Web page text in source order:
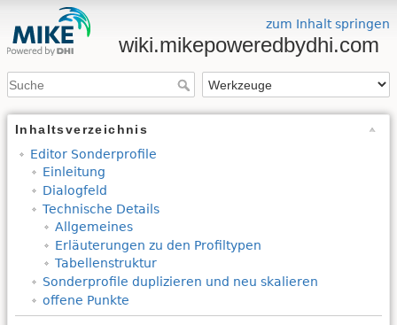
zum Inhalt springen
wiki.mikepoweredbydhi.com
Inhaltsverzeichnis
Editor Sonderprofile
Einleitung
Dialogfeld
Technische Details
Allgemeines
Erläuterungen zu den Profiltypen
Tabellenstruktur
Sonderprofile duplizieren und neu skalieren
offene Punkte